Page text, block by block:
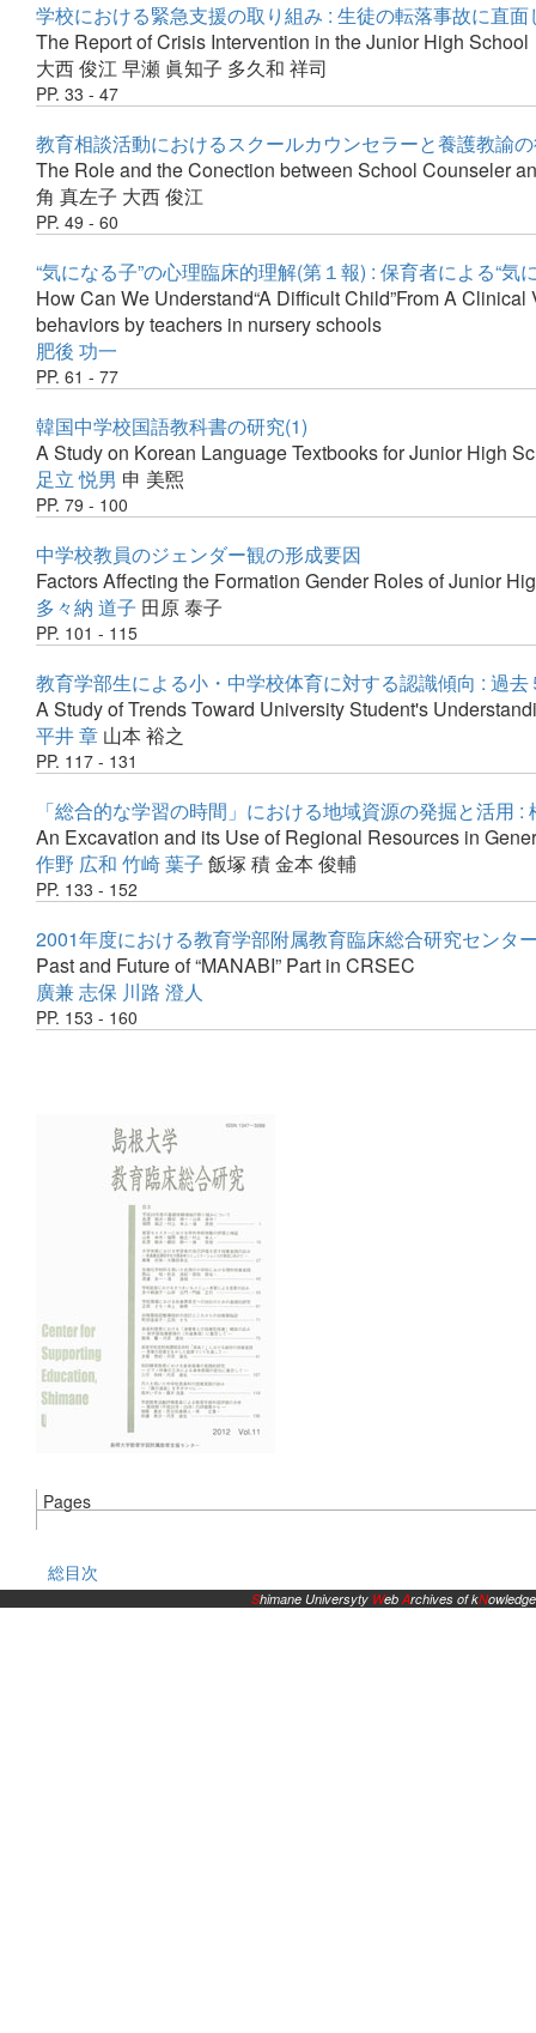
学校における緊急支援の取り組み : 生徒の転落事故に直
The Report of Crisis Intervention in the Junior High School
大西 俊江早瀬 眞知子 多久和 祥司
PP. 33 - 47
教育相談活動におけるスクールカウンセラーと養護教諭
The Role and the Conection between School Counseler
角 真左子 大西 俊江
PP. 49 - 60
“気になる子”の心理臨床的理解(第１報) : 保育者による“気
How Can We Understand“A Difficult Child”From A
behaviors by teachers in nursery schools
肥後 功一
PP. 61 - 77
韓国中学校国語教科書の研究(1)
A Study on Korean Language Textbooks for Junior High
足立 悦男 申 美煕
PP. 79 - 100
中学校教員のジェンダー観の形成要因
Factors Affecting the Formation Gender Roles of Junior
多々納 道子 田原 泰子
PP. 101 - 115
教育学部生による小・中学校体育に対する認識傾向 : 過
A Study of Trends Toward University Student's
平井 章 山本 裕之
PP. 117 - 131
「総合的な学習の時間」における地域資源の発掘と活用
An Excavation and its Use of Regional Resources in
作野 広和 竹崎 葉子 飯塚 積金本 俊輔
PP. 133 - 152
2001年度における教育学部附属教育臨床総合研究センタ
Past and Future of “MANABI” Part in CRSEC
廣兼 志保 川路 澄人
PP. 153 - 160
Pages
総目次
Shimane Universyty WebArchives of kNowledge